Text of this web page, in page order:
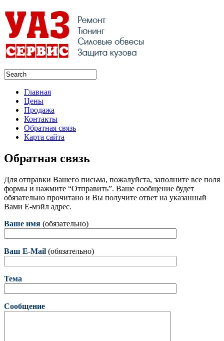
Главная
Цены
Продажа
Контакты
Обратная связь
Карта сайта
Обратная связь
Для отправки Вашего письма, пожалуйста, заполните все поля
формы и нажмите “Отправить”. Ваше сообщение будет
обязательно прочитано и Вы получите ответ на указанный
Вами Е-мэйл адрес.
Ваше имя (обязательно)
Ваш E-Mail (обязательно)
Тема
Сообщение